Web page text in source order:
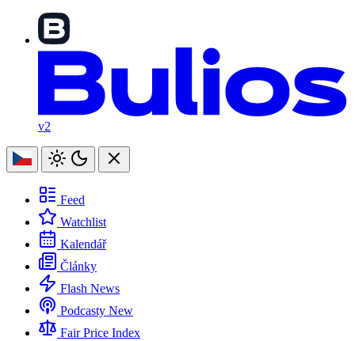
v2
Feed
Watchlist
Kalendář
Články
Flash News
Podcasty New
Fair Price Index